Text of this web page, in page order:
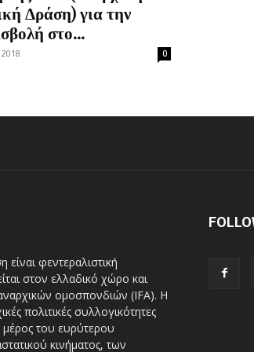
Δράση) για την
στο...
0
φεντεραλιστική
στον ελλαδικό χώρο και
ομοσπονδιών (IFA). H
πολιτικές συλλογικότητες
μέρος του ευρύτερου
κινήματος, των